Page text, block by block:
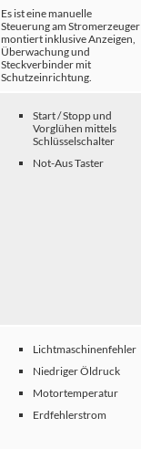
Es ist eine manuelle
Steuerung am Stromerzeuger
montiert inklusive Anzeigen,
Überwachung und
Steckverbinder mit
Schutzeinrichtung.
Start / Stopp und
Vorglühen mittels
Schlüsselschalter
Not-Aus Taster
Lichtmaschinenfehler
Niedriger Öldruck
Motortemperatur
Erdfehlerstrom